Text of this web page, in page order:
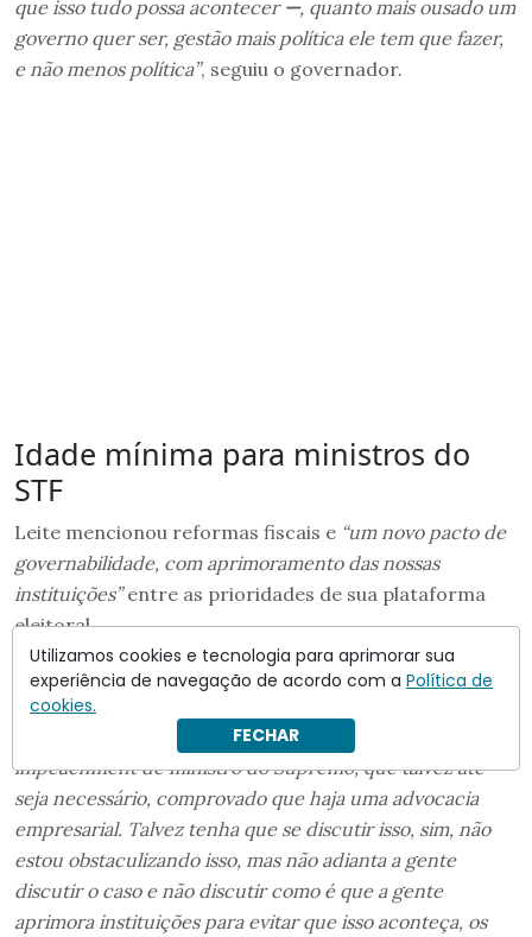
que isso tudo possa acontecer —, quanto mais ousado um
governo quer ser, gestão mais política ele tem que fazer,
e não menos política”, seguiu o governador.
Idade mínima para ministros do
STF
Leite mencionou reformas fiscais e “um novo pacto de
governabilidade, com aprimoramento das nossas
instituições”entre as prioridades de sua plataforma
eleitoral.
“O Brasil está sofrendo um desarranjo institucional,
desequilíbrio no papel dos poderes, e a gente vai precisar
não apenas sair criticando, xingando e discutindo
impeachment de ministro do Supremo, que talvez até
seja necessário, comprovado que haja uma advocacia
empresarial. Talvez tenha que se discutir isso, sim, não
estou obstaculizando isso, mas não adianta a gente
discutir o caso e não discutir como é que a gente
aprimora instituições para evitar que isso aconteça, os
Utilizamos cookies e tecnologia para aprimorar sua
experiência de navegação de acordo com a Política de
cookies.
FECHAR